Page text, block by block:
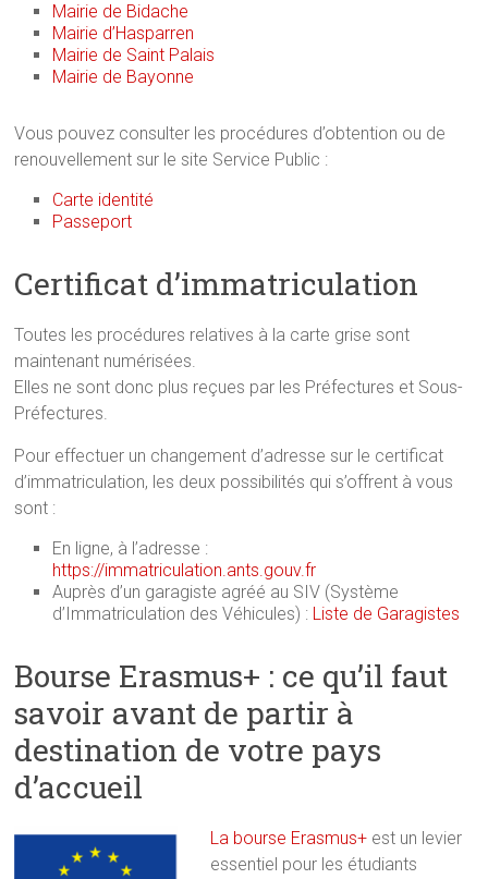
Mairie de Bidache
Mairie d’Hasparren
Mairie de Saint Palais
Mairie de Bayonne
Vous pouvez consulter les procédures d’obtention ou de
renouvellement sur le site Service Public :
Carte identité
Passeport
Certificat d’immatriculation
Toutes les procédures relatives à la carte grise sont
maintenant numérisées.
Elles ne sont donc plus reçues par les Préfectures et Sous-
Préfectures.
Pour effectuer un changement d’adresse sur le certificat
d’immatriculation, les deux possibilités qui s’offrent à vous
sont :
En ligne, à l’adresse :
https://immatriculation.ants.gouv.fr
Auprès d’un garagiste agréé au SIV (Système
d’Immatriculation des Véhicules) : Liste de Garagistes
Bourse Erasmus+ : ce qu’il faut
savoir avant de partir à
destination de votre pays
d’accueil
La bourse Erasmus+ est un levier
essentiel pour les étudiants